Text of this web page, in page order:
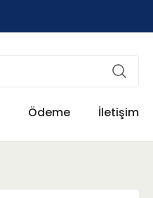
Ödeme İletişim